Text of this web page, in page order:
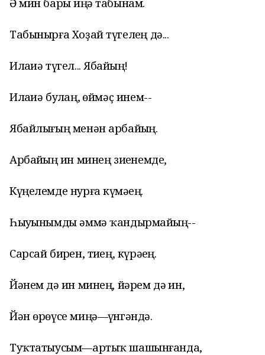
Ә мин бары һиңә табынам.
Табынырға Хоҙай түгелһең дә...
Илаһиә түгел... Ябайһың!
Илаһиә булһаң, һөймәҫ инем--
Ябайлығың менән арбайһың.
Арбайһың һин минең зиһенемде,
Күңелемде нурға күмәһең.
Һыуһынымды әммә ҡандырмайһың--
Сарсай бирһен, тиһең, күрәһең.
Йәнем дә һин минең, йәрем дә һин,
Йән өрөүсе миңә—һүнгәндә.
Туҡтатыусым—артыҡ шашынғанда,